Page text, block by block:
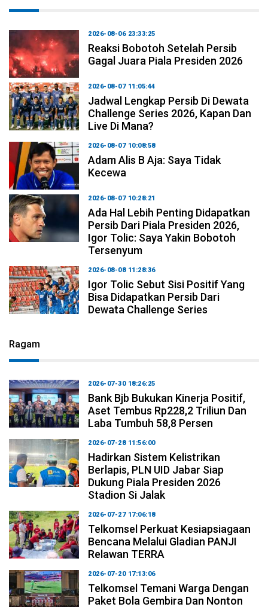
2026-08-06 23:33:25
Reaksi Bobotoh Setelah Persib
Gagal Juara Piala Presiden 2026
2026-08-07 11:05:44
Jadwal Lengkap Persib Di Dewata
Challenge Series 2026, Kapan Dan
Live Di Mana?
2026-08-07 10:08:58
Adam Alis B Aja: Saya Tidak
Kecewa
2026-08-07 10:28:21
Ada Hal Lebih Penting Didapatkan
Persib Dari Piala Presiden 2026,
Igor Tolic: Saya Yakin Bobotoh
Tersenyum
2026-08-08 11:28:36
Igor Tolic Sebut Sisi Positif Yang
Bisa Didapatkan Persib Dari
Dewata Challenge Series
Ragam
2026-07-30 18:26:25
Bank Bjb Bukukan Kinerja Positif,
Aset Tembus Rp228,2 Triliun Dan
Laba Tumbuh 58,8 Persen
2026-07-28 11:56:00
Hadirkan Sistem Kelistrikan
Berlapis, PLN UID Jabar Siap
Dukung Piala Presiden 2026
Stadion Si Jalak
2026-07-27 17:06:18
Telkomsel Perkuat Kesiapsiagaan
Bencana Melalui Gladian PANJI
Relawan TERRA
2026-07-20 17:13:06
Telkomsel Temani Warga Dengan
Paket Bola Gembira Dan Nonton